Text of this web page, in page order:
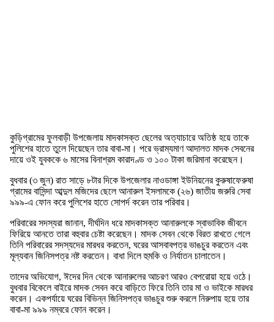
কুড়িগ্রামের ফুলবাড়ী উপজেলায় মাদকাসক্ত ছেলের অত্যাচারে অতিষ্ঠ হয়ে তাকে
পুলিশের হাতে তুলে দিয়েছেন তার বাবা-মা। পরে ভ্রাম্যমাণ আদালত মাদক সেবনের
দায়ে ওই যুবককে ৬ মাসের বিনাশ্রম কারাদণ্ড ও ১০০ টাকা জরিমানা করেছেন।
বুধবার (৩ জুন) রাত সাড়ে ৮টার দিকে উপজেলার নাওডাঙ্গা ইউনিয়নের কুরুষাফেরুষা
গ্রামের বাসিন্দা আব্দুল মজিদের ছেলে আনারুল ইসলামকে (২৬) জাতীয় জরুরি সেবা
৯৯৯-এ ফোন করে পুলিশের হাতে সোপর্দ করেন তার পরিবার।
পরিবারের সদস্যরা জানান, দীর্ঘদিন ধরে মাদকাসক্ত আনারুলকে স্বাভাবিক জীবনে
ফিরিয়ে আনতে তারা বহুবার চেষ্টা করেছেন। মাদক সেবন থেকে বিরত রাখতে গেলে
তিনি পরিবারের সদস্যদের মারধর করতেন, ঘরের আসবাবপত্র ভাঙচুর করতেন এবং
মূল্যবান জিনিসপত্র নষ্ট করতেন। বাধা দিলে হুমকি ও নির্যাতন চালাতেন।
তাদের অভিযোগ, ঈদের দিন থেকে আনারুলের আচরণ আরও বেপরোয়া হয়ে ওঠে।
বুধবার বিকেলে বাইরে মাদক সেবন করে বাড়িতে ফিরে তিনি তার মা ও ভাইকে মারধর
করেন। একপর্যায়ে ঘরের বিভিন্ন জিনিসপত্র ভাঙচুর শুরু করলে নিরুপায় হয়ে তার
বাবা-মা ৯৯৯ নম্বরে ফোন করেন।